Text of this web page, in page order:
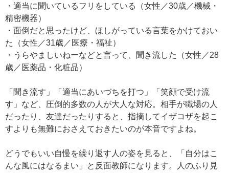
・適当に聞いているフリをしている（女性／30歳／機械・
精密機器）
・面倒だと思ったけど、ほしがっている言葉をかけておい
た（女性／31歳／医療・福祉）
・うらやましいねーなどと言って、聞き流した（女性／28
歳／医薬品・化粧品）
「聞き流す」「適当にあいづちを打つ」「笑顔で受け流
す」など、圧倒的多数の人が大人な対応。相手が職場の人
だったり、友達だったりすると、指摘してイザコザを起こ
すよりも無難におさえておきたいのが本音ですよね。
どうでもいい自慢を繰り返す人の姿を見ると、「自分はこ
んな風にはなるまい」と反面教師になります。人のふり見